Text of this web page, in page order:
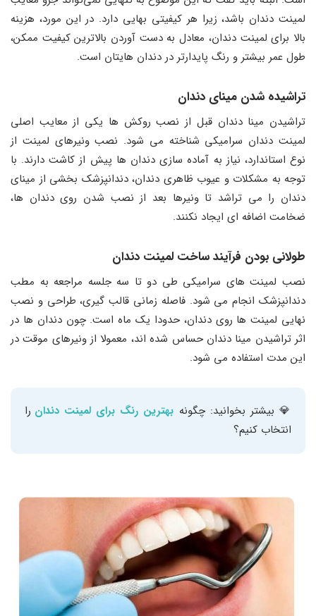
لمینت دندان باشد، زیرا هر کیفیتی بهایی دارد. در این مورد، هزینه
بالا برای لمینت دندان، معادل به دست آوردن بالاترین کیفیت ممکن،
طول عمر بیشتر و رنگ پایدارتر در دندان‌ هایتان است.
تراشیده شدن مینای دندان
تراشیدن مینا دندان قبل از نصب روکش ها یکی از معایب اصلی
لمینت دندان سرامیکی شناخته می ‌شود. نصب ونیرهای لمینت از
نوع استاندارد، نیاز به آماده‌ سازی دندان ‌ها پیش از کاشت دارند. با
توجه به مشکلات و عیوب ظاهری دندان، دندانپزشک بخشی از مینای
دندان را می ‌تراشد تا ونیرها بعد از نصب شدن روی دندان ‌ها،
ضخامت اضافه ‌ای ایجاد نکنند.
طولانی بودن فرآیند ساخت لمینت دندان
نصب لمینت ‌های سرامیکی طی دو تا سه جلسه مراجعه به مطب
دندانپزشک انجام می ‌شود. فاصله زمانی قالب ‌گیری، طراحی و نصب
نهایی لمینت‌ ها روی دندان، حدودا یک ماه است. چون دندان‌ ها در
اثر تراشیدن مینا دندان حساس شده اند، معمولا از ونیرهای موقت در
این مدت استفاده می ‌شود.
💎 بیشتر بخوانید: چگونه بهترین رنگ برای لمینت دندان را
انتخاب کنیم؟